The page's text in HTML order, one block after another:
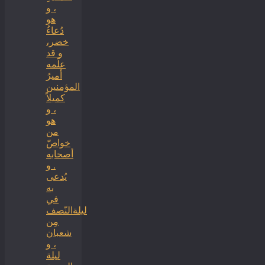
، و
هو
دُعاءُ
خضر،
و قد
علّمه
أميرُ
المؤمنين
كميلاً
، و
هو
من
خواصّ
أصحابه
. و
يُدعى
به
في
ليلةالنّصف
مِن
شعبان
، و
ليلة